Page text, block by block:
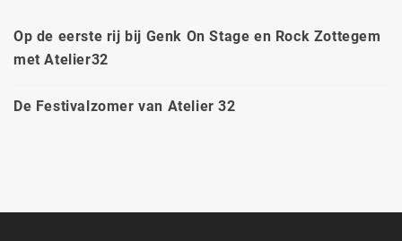
Op de eerste rij bij Genk On Stage en Rock Zottegem
met Atelier32
De Festivalzomer van Atelier 32